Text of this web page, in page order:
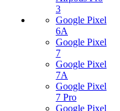
3
Google Pixel
6A
Google Pixel
7
Google Pixel
7А
Google Pixel
7 Pro
Google Pixel